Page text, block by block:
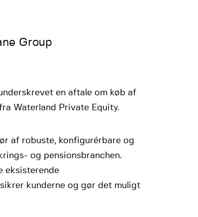
Group
en aftale om køb af
Waterland Private Equity.
af robuste, konfigurérbare og
og pensionsbranchen.
eksisterende
kunderne og gør det muligt